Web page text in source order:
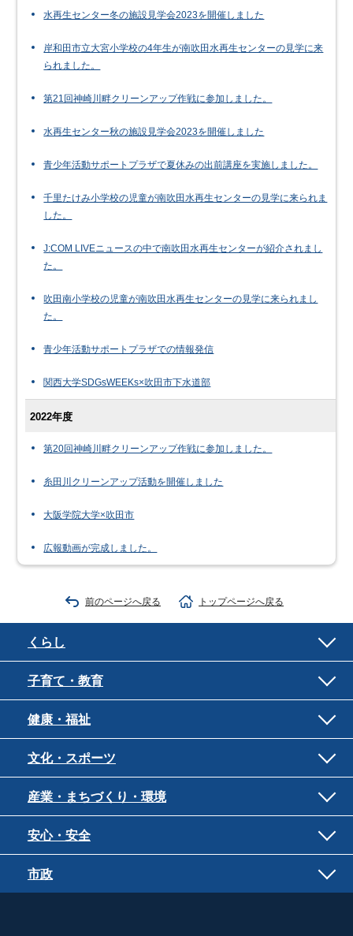
水再生センター冬の施設見学会2023を開催しました
岸和田市立大宮小学校の4年生が南吹田水再生センターの見学に来
られました。
第21回神崎川畔クリーンアップ作戦に参加しました。
水再生センター秋の施設見学会2023を開催しました
青少年活動サポートプラザで夏休みの出前講座を実施しました。
千里たけみ小学校の児童が南吹田水再生センターの見学に来られま
した。
J:COM LIVEニュースの中で南吹田水再生センターが紹介されまし
た。
吹田南小学校の児童が南吹田水再生センターの見学に来られまし
た。
青少年活動サポートプラザでの情報発信
関西大学SDGsWEEKs×吹田市下水道部
2022年度
第20回神崎川畔クリーンアップ作戦に参加しました。
糸田川クリーンアップ活動を開催しました
大阪学院大学×吹田市
広報動画が完成しました。
前のページへ戻る トップページへ戻る
くらし
子育て・教育
健康・福祉
文化・スポーツ
産業・まちづくり・環境
安心・安全
市政